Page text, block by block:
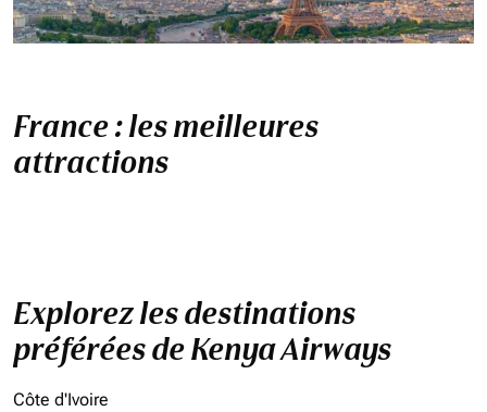
France : les meilleures
attractions
Explorez les destinations
préférées de Kenya Airways
Côte d'Ivoire